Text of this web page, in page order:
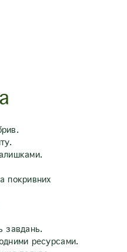
покривних
завдань.
ресурсами.